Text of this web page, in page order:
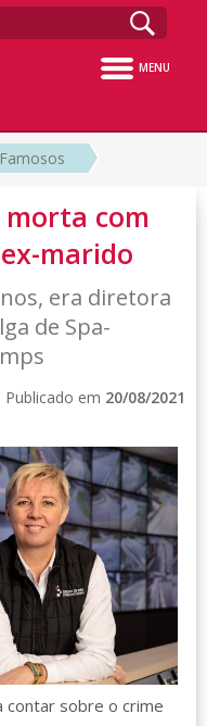
MENU
morta com
marido
era diretora
de Spa-
Publicado em 20/08/2021
contar sobre o crime